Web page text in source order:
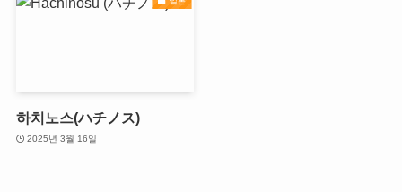
하치노스(ハチノス)
2025년 3월 16일